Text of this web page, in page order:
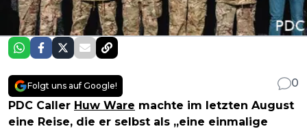
Folgt uns auf Google!
0
PDC Caller Huw Ware machte im letzten August
eine Reise, die er selbst als „eine einmalige